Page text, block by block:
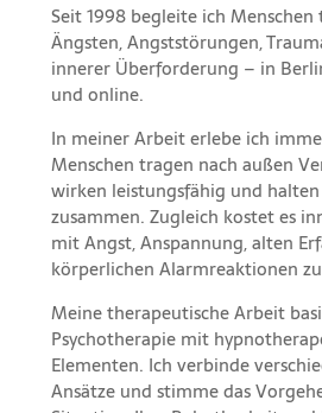
Seit 1998 begleite ich
Ängsten, Angststörungen,
innerer Überforderung – in
und online.
In meiner Arbeit erlebe ich
Menschen tragen nach außen
wirken leistungsfähig und
zusammen. Zugleich kostet es
mit Angst, Anspannung, alten
körperlichen Alarmreaktionen
Meine therapeutische Arbeit
Psychotherapie mit
Elementen. Ich verbinde
Ansätze und stimme das